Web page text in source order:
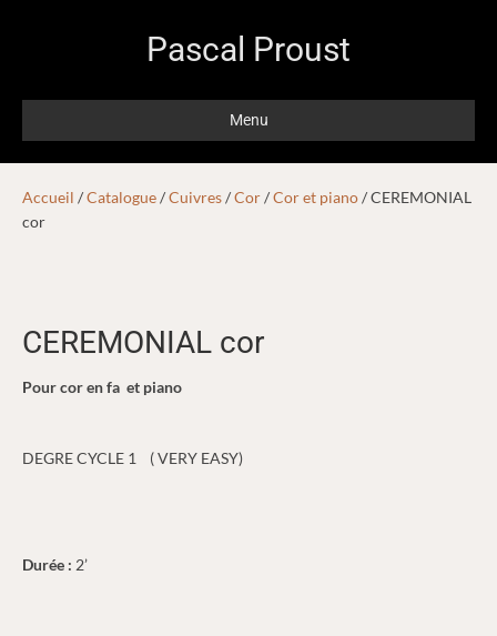
Pascal Proust
Menu
Accueil /Catalogue/Cuivres/Cor/Cor et piano/ CEREMONIAL
cor
CEREMONIAL cor
Pour cor en fa et piano
DEGRE CYCLE 1 ( VERY EASY)
Durée : 2’